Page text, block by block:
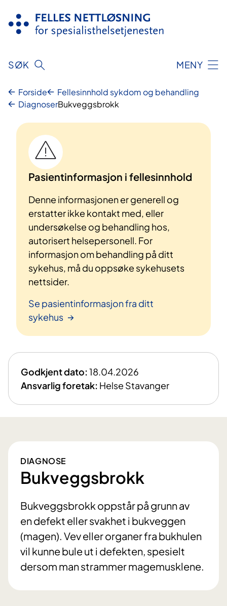
innhold
SØK MENY
Forside
Fellesinnhold sykdom og behandling
DiagnoserBukveggsbrokk
Pasientinformasjon i fellesinnhold
Denne informasjonen er generell og
erstatter ikke kontakt med, eller
undersøkelse og behandling hos,
autorisert helsepersonell. For
informasjon om behandling på ditt
sykehus, må du oppsøke sykehusets
nettsider.
Se pasientinformasjon fra ditt
sykehus
Godkjent dato:18.04.2026
Ansvarlig foretak: Helse Stavanger
DIAGNOSE
Bukveggsbrokk
Bukveggsbrokk oppstår på grunn av
en defekt eller svakhet i bukveggen
(magen). Vev eller organer fra bukhulen
vil kunne bule ut i defekten, spesielt
dersom man strammer magemusklene.